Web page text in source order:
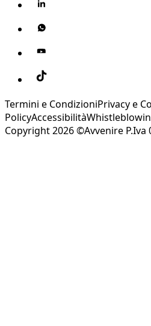
Termini e CondizioniPrivacy e
PolicyAccessibilità
Copyright 2026 ©Avvenire P.Iva